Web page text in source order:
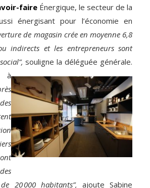
faire Énergique, le secteur de la
énergisant pour l’économie en
de magasin crée en moyenne 6,8
indirects et les entrepreneurs sont
souligne la déléguée générale.
à
20 000 habitants”, ajoute Sabine